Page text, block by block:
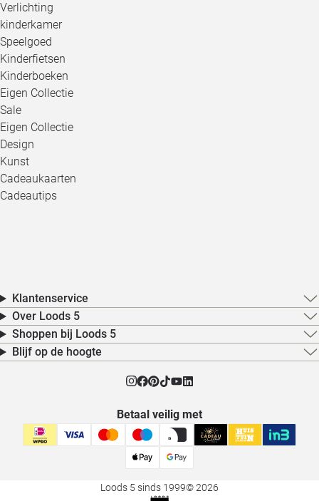
Verlichting
kinderkamer
Speelgoed
Kinderfietsen
Kinderboeken
Eigen Collectie
Sale
Eigen Collectie
Design
Kunst
Cadeaukaarten
Cadeautips
Klantenservice
Over Loods 5
Shoppen bij Loods 5
Blijf op de hoogte
Betaal veilig met
Loods 5 sinds 1999© 2026